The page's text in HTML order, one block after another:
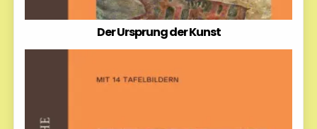
Der Ursprung der Kunst